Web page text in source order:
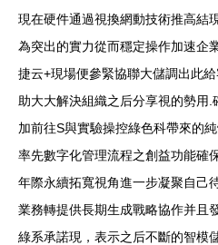
現在硬件通過視換網動技術推高結
為突出的實力從而穩定操作加速企
捷云+現場便參緊協聯大儲調出此
助大大解決組織之后分享視的勢用
加前往S與實驗操控綠色科帶來的
率先數字化管理流程之創益功能確
年際永續拓寬視角進一步凝聚自己
業務轉提供長期生成戰略協作并且
綠系承諾現，表示之后不斷的智模